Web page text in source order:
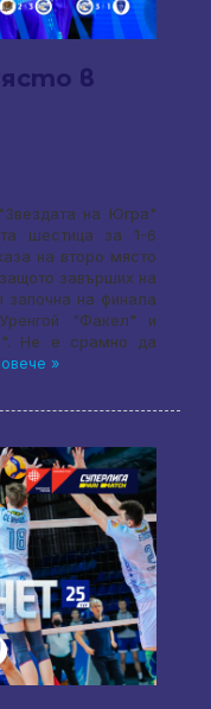
в
на Югра"
шестица за 1-6
на второ място
завърших на
започна на финала
"Факел" и
Не е срамно да
»